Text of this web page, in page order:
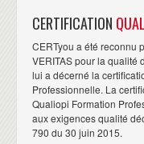
CERTIFICATION
CERTyou a été reconnu
VERITAS pour la qualité
lui a décerné la
Professionnelle. La
Qualiopi Formation
aux exigences qualité
790 du 30 juin 2015.